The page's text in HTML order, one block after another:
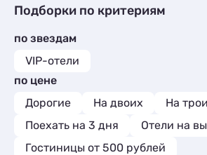
Комнаты 8
Подборки по критериям
по звездам
VIP-отели
по цене
Дорогие
На двоих
На
Поехать на 3 дня
Отели на
Гостиницы от 500 рублей